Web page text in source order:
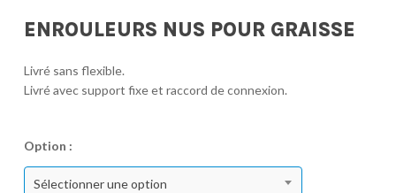
ENROULEURS NUS POUR GRAISSE
Livré sans flexible.
Livré avec support fixe et raccord de connexion.
Option :
Sélectionner une option